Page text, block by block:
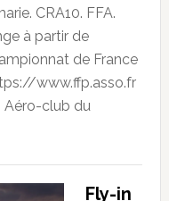
CRA10. FFA.
à partir de
de France
www.ffp.asso.fr
Aéro-club du
Fly-in